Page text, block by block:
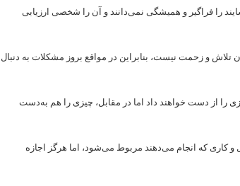
را فراگیر و همیشگی‌ نمی‌دانند و آن را شخصی ارزیابی
تلاش و زحمت نیست، بنابراین در مواقع بروز مشکلات به دنبال
را از دست خواهند داد اما در مقابل، چیزی را هم به‌دست
و کاری که انجام می‌دهند مربوط می‌شود، اما هرگز اجازه